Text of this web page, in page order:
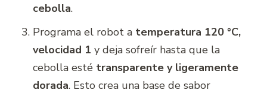
cebolla.
Programa el robot a temperatura 120 °C,
velocidad 1 y deja sofreír hasta que la
cebolla esté transparente y ligeramente
dorada. Esto crea una base de sabor